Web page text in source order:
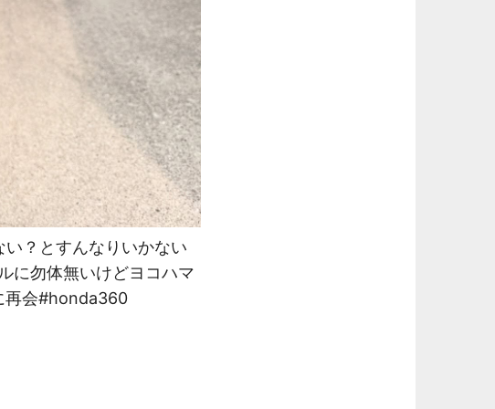
？とすんなりいかない
に勿体無いけどヨコハマ
再会#honda360